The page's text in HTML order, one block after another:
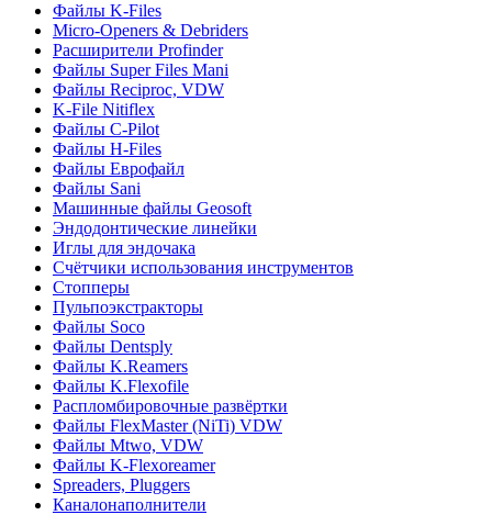
Файлы K-Files
Micro-Openers & Debriders
Расширители Profinder
Файлы Super Files Mani
Файлы Reciproc, VDW
K-File Nitiflex
Файлы C-Pilot
Файлы H-Files
Файлы Еврофайл
Файлы Sani
Машинные файлы Geosoft
Эндодонтические линейки
Иглы для эндочака
Счётчики использования инструментов
Стопперы
Пульпоэкстракторы
Файлы Soco
Файлы Dentsply
Файлы K.Reamers
Файлы K.Flexofile
Распломбировочные развёртки
Файлы FlexMaster (NiTi) VDW
Файлы Mtwo, VDW
Файлы K-Flexoreamer
Spreaders, Pluggers
Каналонаполнители